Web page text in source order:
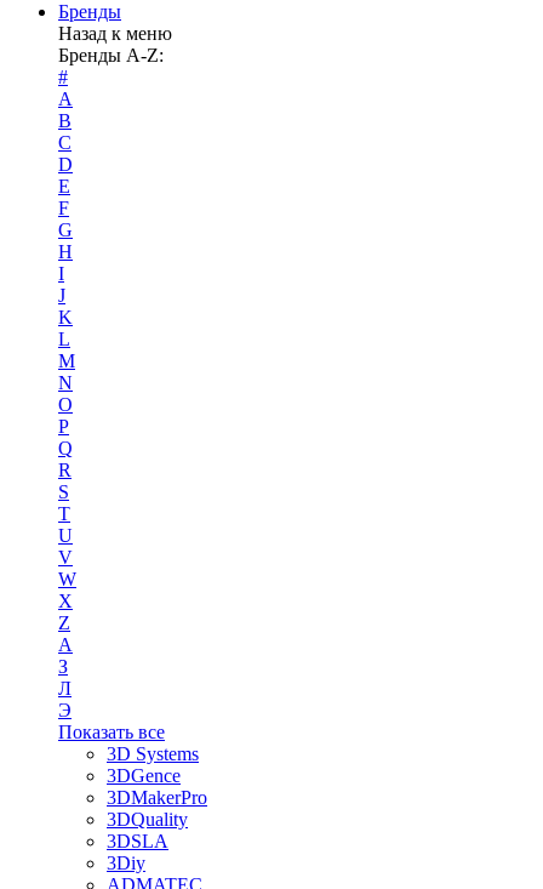
Бренды
Назад к меню
Бренды A-Z:
#
A
B
C
D
E
F
G
H
I
J
K
L
M
N
O
P
Q
R
S
T
U
V
W
X
Z
А
З
Л
Э
Показать все
3D Systems
3DGence
3DMakerPro
3DQuality
3DSLA
3Diy
ADMATEC